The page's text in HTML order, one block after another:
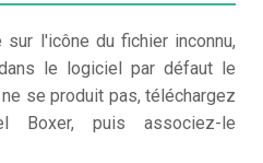
l'icône du fichier inconnu,
le logiciel par défaut le
se produit pas, téléchargez
puis associez-le